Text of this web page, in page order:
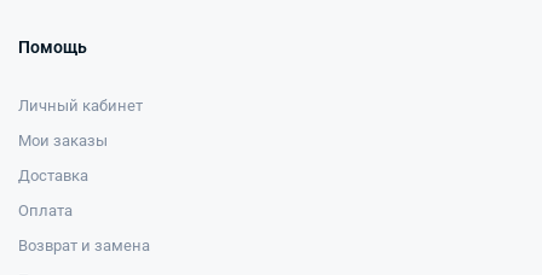
Помощь
Личный кабинет
Мои заказы
Доставка
Оплата
Возврат и замена